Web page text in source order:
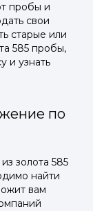
пробы и
свои
старые или
585 пробы,
и узнать
по
золота 585
найти
вам